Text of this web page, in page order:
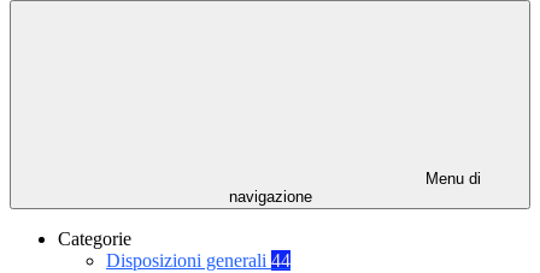
Menu di
navigazione
Categorie
Disposizioni generali 44